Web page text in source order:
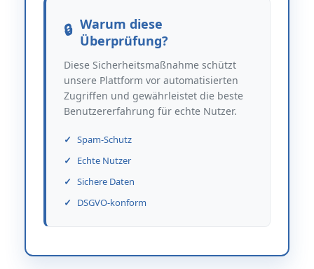
Warum diese
Überprüfung?
Diese Sicherheitsmaßnahme schützt
unsere Plattform vor automatisierten
Zugriffen und gewährleistet die beste
Benutzererfahrung für echte Nutzer.
Spam-Schutz
Echte Nutzer
Sichere Daten
DSGVO-konform